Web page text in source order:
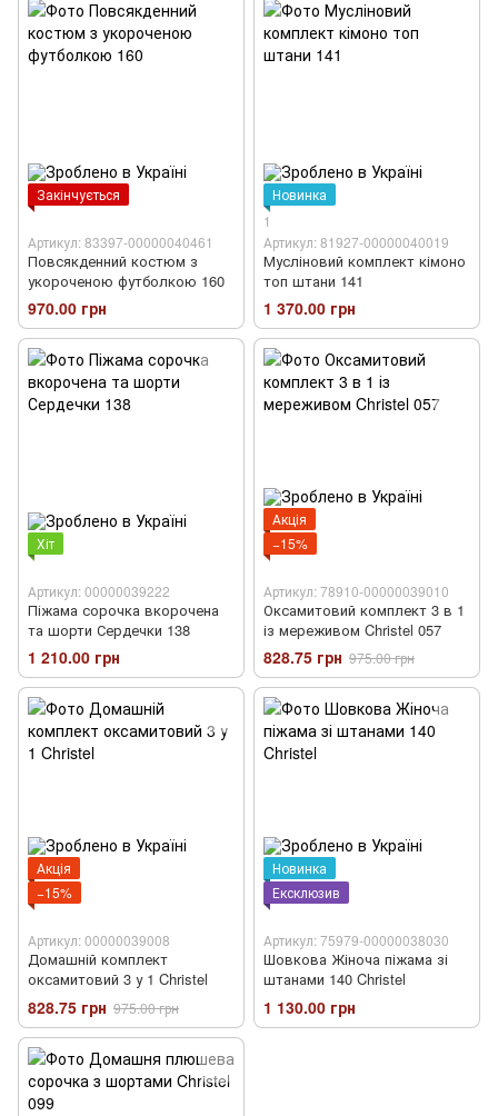
Закінчується
Артикул: 83397-00000040461
Повсякденний костюм з
укороченою футболкою 160
970.00 грн
Новинка
1
Артикул: 81927-00000040019
Мусліновий комплект кімоно
топ штани 141
1 370.00 грн
Хіт
Артикул: 00000039222
Піжама сорочка вкорочена
та шорти Сердечки 138
1 210.00 грн
Акція
−15%
Артикул: 78910-00000039010
Оксамитовий комплект 3 в 1
із мереживом Christel 057
828.75 грн 975.00 грн
Акція
−15%
Артикул: 00000039008
Домашній комплект
оксамитовий 3 у 1 Christel
828.75 грн 975.00 грн
Новинка
Ексклюзив
Артикул: 75979-00000038030
Шовкова Жіноча піжама зі
штанами 140 Christel
1 130.00 грн